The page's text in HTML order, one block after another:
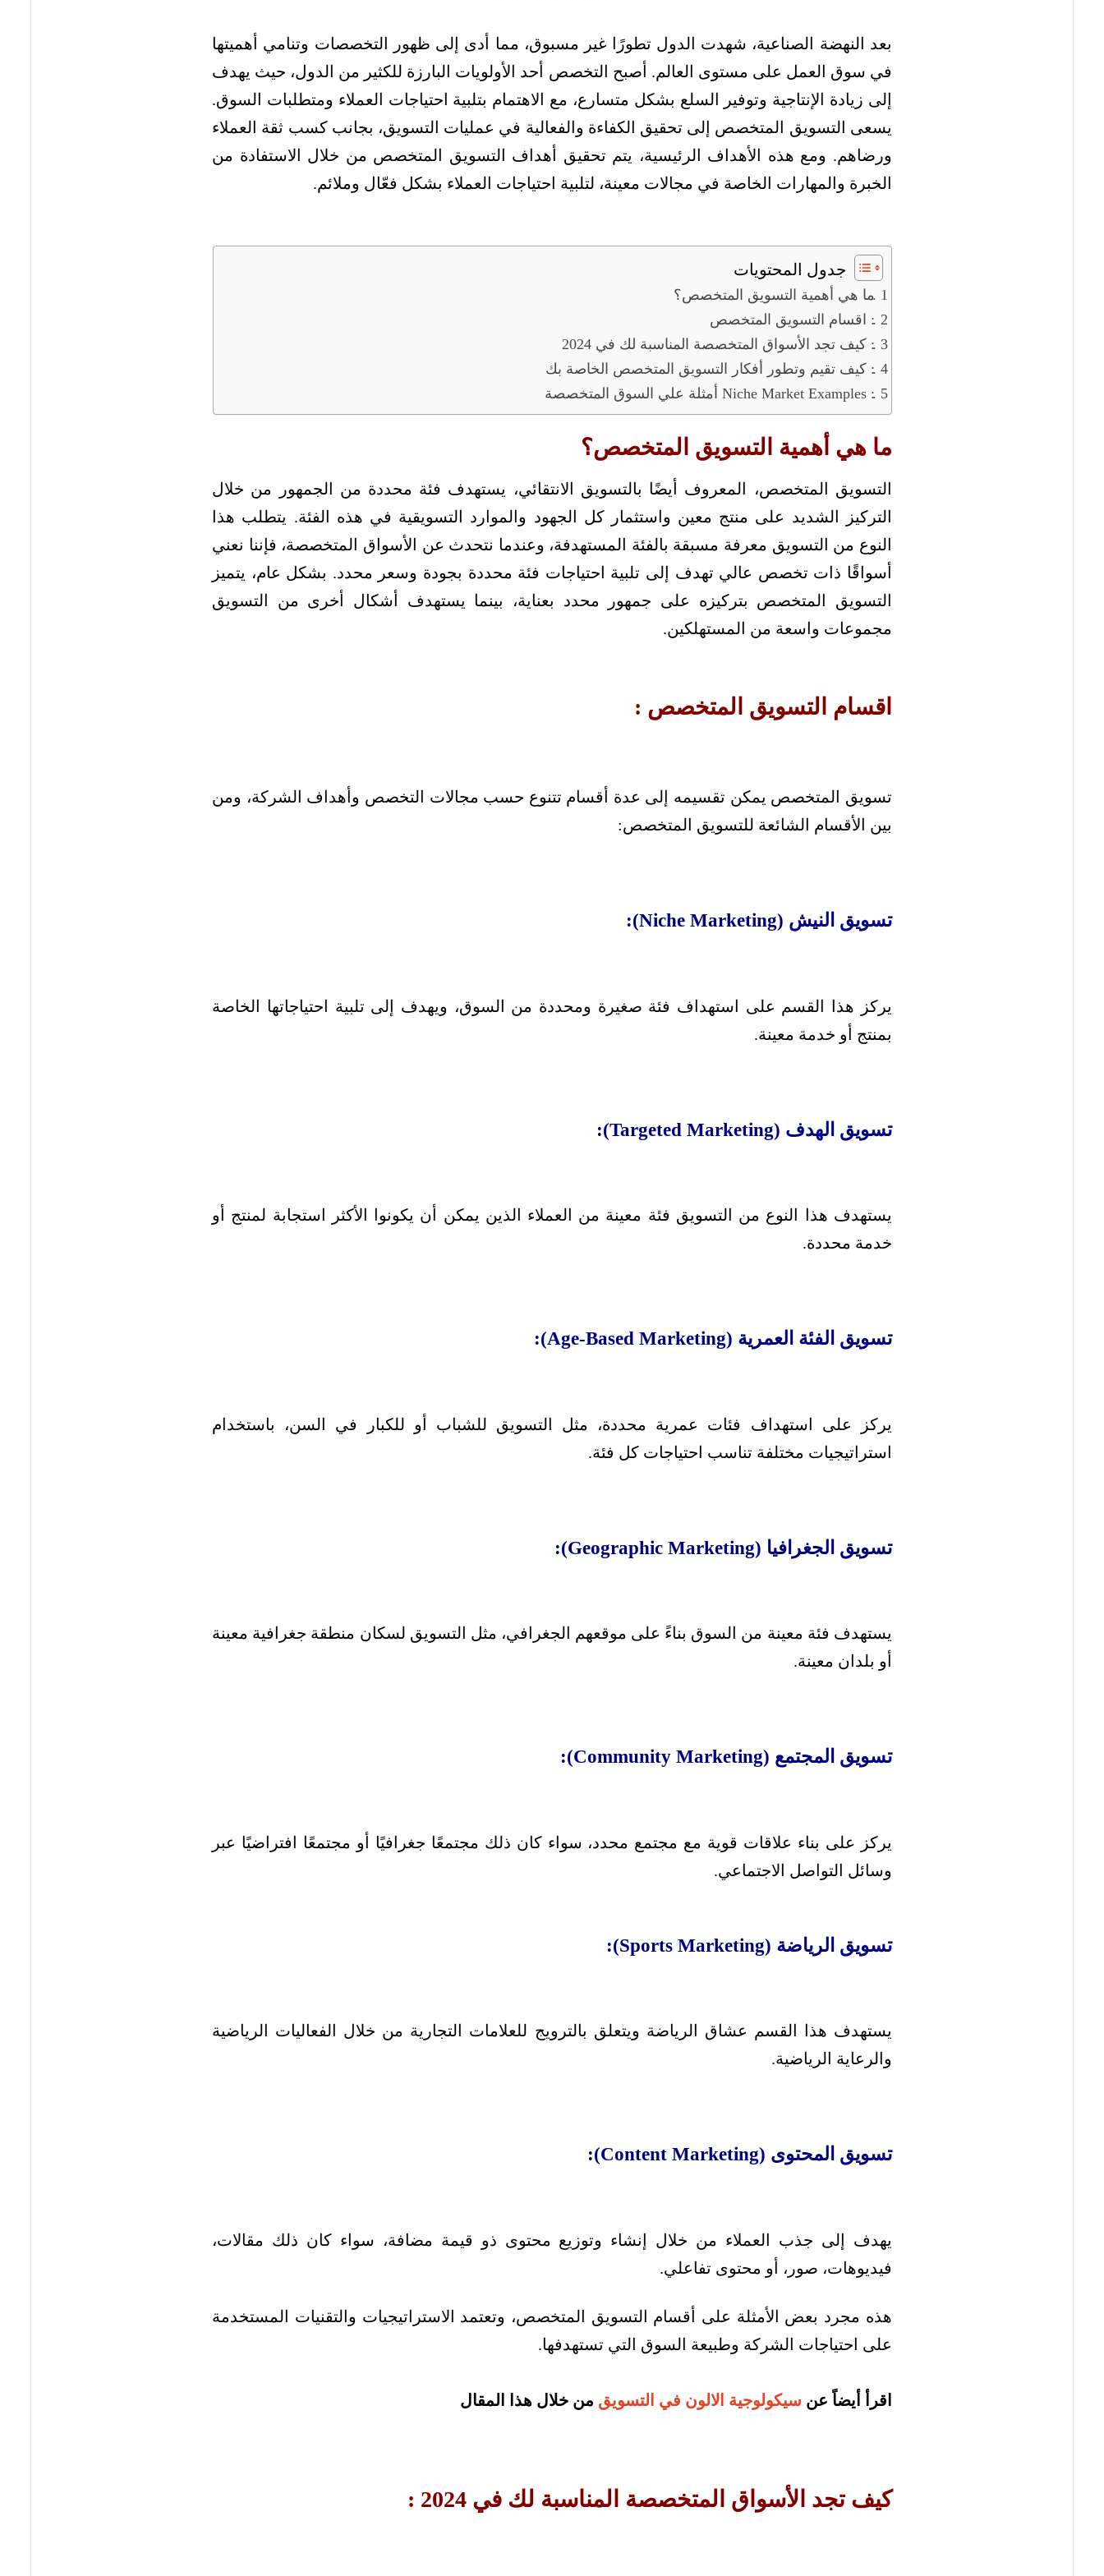
بعد النهضة الصناعية، شهدت الدول تطورًا غير مسبوق، مما أدى إلى ظهور التخصصات وتنامي أهميتها
في سوق العمل على مستوى العالم. أصبح التخصص أحد الأولويات البارزة للكثير من الدول، حيث يهدف
إلى زيادة الإنتاجية وتوفير السلع بشكل متسارع، مع الاهتمام بتلبية احتياجات العملاء ومتطلبات السوق.
يسعى التسويق المتخصص إلى تحقيق الكفاءة والفعالية في عمليات التسويق، بجانب كسب ثقة العملاء
ورضاهم. ومع هذه الأهداف الرئيسية، يتم تحقيق أهداف التسويق المتخصص من خلال الاستفادة من
الخبرة والمهارات الخاصة في مجالات معينة، لتلبية احتياجات العملاء بشكل فعّال وملائم.
جدول المحتويات
ما هي أهمية التسويق المتخصص؟
اقسام التسويق المتخصص :
كيف تجد الأسواق المتخصصة المناسبة لك في 2024 :
كيف تقيم وتطور أفكار التسويق المتخصص الخاصة بك :
أمثلة علي السوق المتخصصة Niche Market Examples :
ما هي أهمية التسويق المتخصص؟
التسويق المتخصص، المعروف أيضًا بالتسويق الانتقائي، يستهدف فئة محددة من الجمهور من خلال
التركيز الشديد على منتج معين واستثمار كل الجهود والموارد التسويقية في هذه الفئة. يتطلب هذا
النوع من التسويق معرفة مسبقة بالفئة المستهدفة، وعندما نتحدث عن الأسواق المتخصصة، فإننا نعني
أسواقًا ذات تخصص عالي تهدف إلى تلبية احتياجات فئة محددة بجودة وسعر محدد. بشكل عام، يتميز
التسويق المتخصص بتركيزه على جمهور محدد بعناية، بينما يستهدف أشكال أخرى من التسويق
مجموعات واسعة من المستهلكين.
اقسام التسويق المتخصص :
تسويق المتخصص يمكن تقسيمه إلى عدة أقسام تتنوع حسب مجالات التخصص وأهداف الشركة، ومن
بين الأقسام الشائعة للتسويق المتخصص:
تسويق النيش (Niche Marketing):
يركز هذا القسم على استهداف فئة صغيرة ومحددة من السوق، ويهدف إلى تلبية احتياجاتها الخاصة
بمنتج أو خدمة معينة.
تسويق الهدف (Targeted Marketing):
يستهدف هذا النوع من التسويق فئة معينة من العملاء الذين يمكن أن يكونوا الأكثر استجابة لمنتج أو
خدمة محددة.
تسويق الفئة العمرية (Age-Based Marketing):
يركز على استهداف فئات عمرية محددة، مثل التسويق للشباب أو للكبار في السن، باستخدام
استراتيجيات مختلفة تناسب احتياجات كل فئة.
تسويق الجغرافيا (Geographic Marketing):
يستهدف فئة معينة من السوق بناءً على موقعهم الجغرافي، مثل التسويق لسكان منطقة جغرافية معينة
أو بلدان معينة.
تسويق المجتمع (Community Marketing):
يركز على بناء علاقات قوية مع مجتمع محدد، سواء كان ذلك مجتمعًا جغرافيًا أو مجتمعًا افتراضيًا عبر
وسائل التواصل الاجتماعي.
تسويق الرياضة (Sports Marketing):
يستهدف هذا القسم عشاق الرياضة ويتعلق بالترويج للعلامات التجارية من خلال الفعاليات الرياضية
والرعاية الرياضية.
تسويق المحتوى (Content Marketing):
يهدف إلى جذب العملاء من خلال إنشاء وتوزيع محتوى ذو قيمة مضافة، سواء كان ذلك مقالات،
فيديوهات، صور، أو محتوى تفاعلي.
هذه مجرد بعض الأمثلة على أقسام التسويق المتخصص، وتعتمد الاستراتيجيات والتقنيات المستخدمة
على احتياجات الشركة وطبيعة السوق التي تستهدفها.
اقرأ أيضاً عن سيكولوجية الالون في التسويق من خلال هذا المقال
كيف تجد الأسواق المتخصصة المناسبة لك في 2024 :